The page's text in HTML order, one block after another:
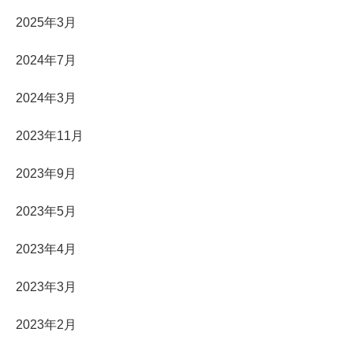
2025年3月
2024年7月
2024年3月
2023年11月
2023年9月
2023年5月
2023年4月
2023年3月
2023年2月